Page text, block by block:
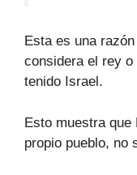
Esta es una
considera el rey o
tenido Israel.
Esto muestra que
propio pueblo, no